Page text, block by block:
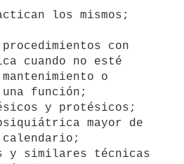
los mismos;
con
cuando no esté
o
una función;
y protésicos;
mayor de
calendario;
y similares técnicas